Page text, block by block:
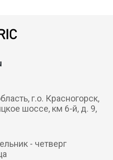
г.о. Красногорск,
шоссе, км 6-й, д. 9,
- четверг